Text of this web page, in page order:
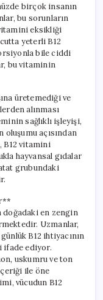
Önemi
ve
Kaynakları
için
birçok insanın
bu sorunların
eksikliği
yeterli B12
bile ciddi
bu vitaminin
üretemediği ve
alınması
sağlıklı işleyişi,
açısından
B12 vitamini
hayvansal gıdalar
grubundaki
doğadaki en zengin
Uzmanlar,
B12 ihtiyacının
ifade ediyor.
uskumru ve ton
ile öne
vücudun B12